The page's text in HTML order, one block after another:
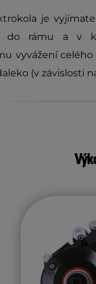
je
do rámu a v
vyvážení
(v závislosti